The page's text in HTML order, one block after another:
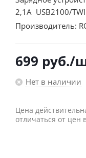
2,1A USB2100/
Производитель:
699 руб./
Нет в наличии
Цена
отличаться от цен